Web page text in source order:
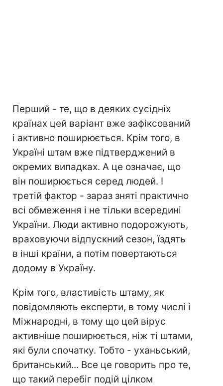
Перший - те, що в деяких сусідніх
країнах цей варіант вже зафіксований
і активно поширюється. Крім того, в
Україні штам вже підтверджений в
окремих випадках. А це означає, що
він поширюється серед людей. І
третій фактор - зараз зняті практично
всі обмеження і не тільки всередині
України. Люди активно подорожують,
враховуючи відпускний сезон, їздять
в інші країни, а потім повертаються
додому в Україну.
Крім того, властивість штаму, як
повідомляють експерти, в тому числі і
Міжнародні, в тому що цей вірус
активніше поширюється, ніж ті штами,
які були спочатку. Тобто - уханьський,
британський... Все це говорить про те,
що такий перебіг подій цілком